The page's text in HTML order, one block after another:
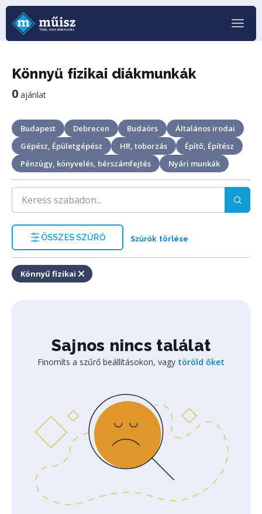
Könnyű fizikai diákmunkák
0 ajánlat
Budapest Debrecen Budaörs
Általános irodai
Gépész, Épületgépész
HR, toborzás
Építő, Építész
Pénzügy, könyvelés, bérszámfejtés
Nyári munkák
ÖSSZES SZŰRŐ Szűrők törlése
Könnyű fizikai
Sajnos nincs találat
Finomíts a szűrő beállításokon, vagy töröld őket